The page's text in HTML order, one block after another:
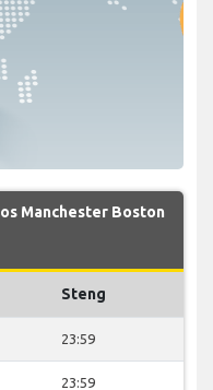
Manchester Boston
Steng
23:59
23:59